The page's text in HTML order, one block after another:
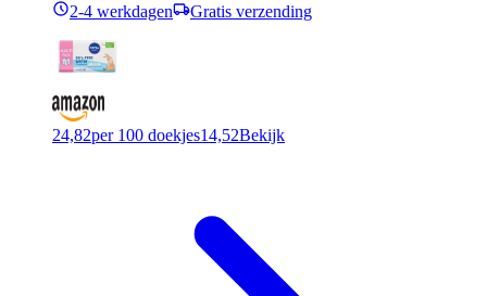
2-4 werkdagen Gratis verzending
24,82per 100 doekjes14,52Bekijk